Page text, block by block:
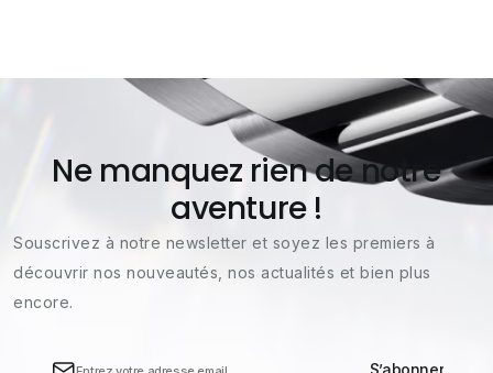
Ne manquez rien de notre
aventure !
Souscrivez à notre newsletter et soyez les premiers à
découvrir nos nouveautés, nos actualités et bien plus
encore.